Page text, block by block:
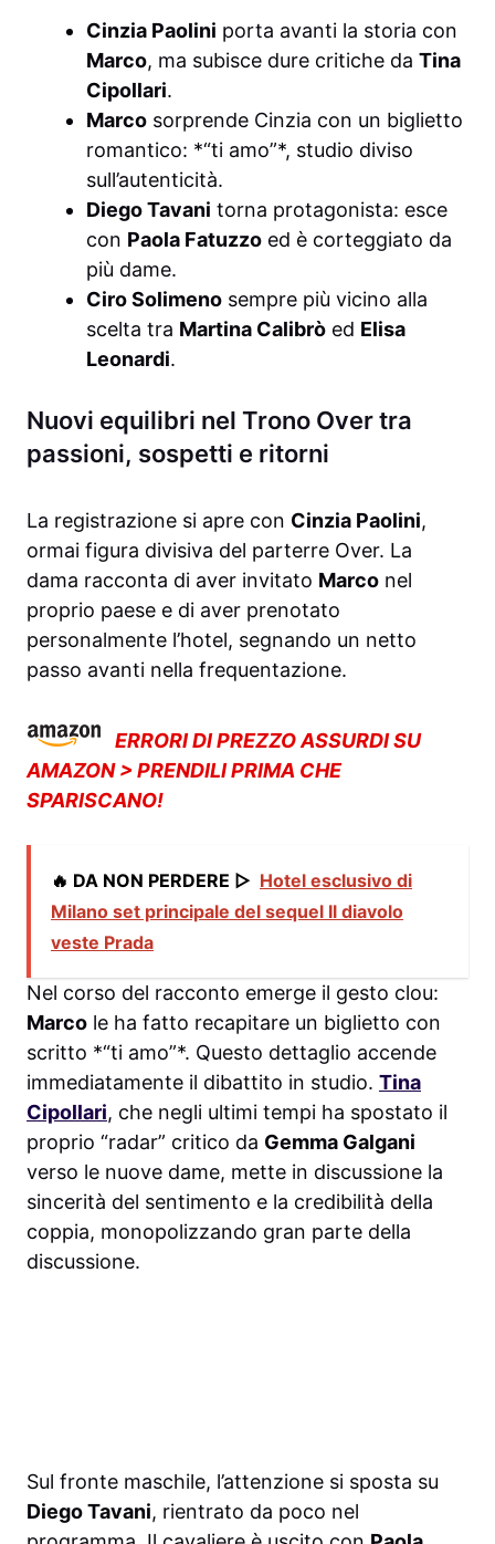
Cinzia Paolini porta avanti la storia con
Marco, ma subisce dure critiche da Tina
Cipollari.
Marco sorprende Cinzia con un biglietto
romantico: *“ti amo”*, studio diviso
sull’autenticità.
Diego Tavani torna protagonista: esce
con Paola Fatuzzo ed è corteggiato da
più dame.
Ciro Solimeno sempre più vicino alla
scelta tra Martina Calibrò ed Elisa
Leonardi.
Nuovi equilibri nel Trono Over tra
passioni, sospetti e ritorni
La registrazione si apre con Cinzia Paolini,
ormai figura divisiva del parterre Over. La
dama racconta di aver invitato Marco nel
proprio paese e di aver prenotato
personalmente l’hotel, segnando un netto
passo avanti nella frequentazione.
ERRORI DI PREZZO ASSURDI SU
AMAZON > PRENDILI PRIMA CHE
SPARISCANO!
🔥 DA NON PERDERE ▷ Hotel esclusivo di
Milano set principale del sequel Il diavolo
veste Prada
Nel corso del racconto emerge il gesto clou:
Marco le ha fatto recapitare un biglietto con
scritto *“ti amo”*. Questo dettaglio accende
immediatamente il dibattito in studio. Tina
Cipollari, che negli ultimi tempi ha spostato il
proprio “radar” critico da Gemma Galgani
verso le nuove dame, mette in discussione la
sincerità del sentimento e la credibilità della
coppia, monopolizzando gran parte della
discussione.
Sul fronte maschile, l’attenzione si sposta su
Diego Tavani, rientrato da poco nel